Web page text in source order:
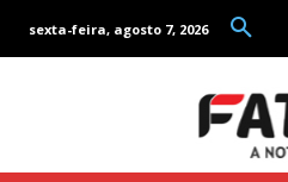
sexta-feira, agosto 7, 2026